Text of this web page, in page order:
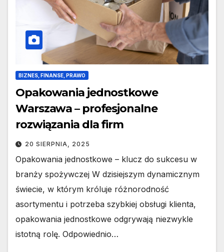
BIZNES, FINANSE, PRAWO
Opakowania jednostkowe
Warszawa – profesjonalne
rozwiązania dla firm
20 SIERPNIA, 2025
Opakowania jednostkowe – klucz do sukcesu w
branży spożywczej W dzisiejszym dynamicznym
świecie, w którym króluje różnorodność
asortymentu i potrzeba szybkiej obsługi klienta,
opakowania jednostkowe odgrywają niezwykle
istotną rolę. Odpowiednio…